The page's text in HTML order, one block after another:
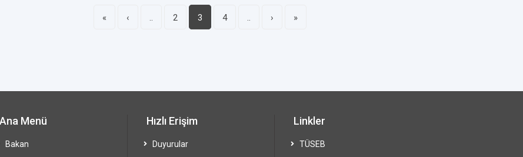
« ‹ .. 2 3 4 .. › »
Ana Menü
Bakan
Hızlı Erişim
Duyurular
Linkler
TÜSEB